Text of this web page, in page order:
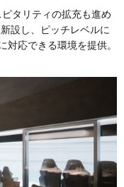
タリティの拡充も進め
設し、ピッチレベルに
対応できる環境を提供。